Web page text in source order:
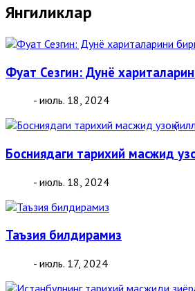
Янгиликлар
Фуат Сезгин: Дунё
- июль. 18, 2024
Босниядаги тарихий масжид
- июль. 18, 2024
Таъзия билдирамиз
- июль. 17, 2024